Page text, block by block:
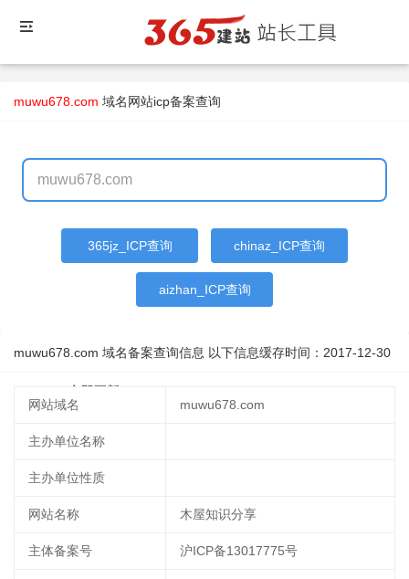
muwu678.com 域名网站icp备案查询
365jz_ICP查询 chinaz_ICP查询
aizhan_ICP查询
muwu678.com 域名备案查询信息 以下信息缓存时间： 2017-12-30
立即更新
网站域名
muwu678.com
主办单位名称
主办单位性质
网站名称 木屋知识分享
主体备案号 沪ICP备13017775号